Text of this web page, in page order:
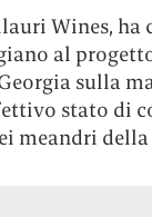
Wines, ha
al
sulla
stato di
meandri